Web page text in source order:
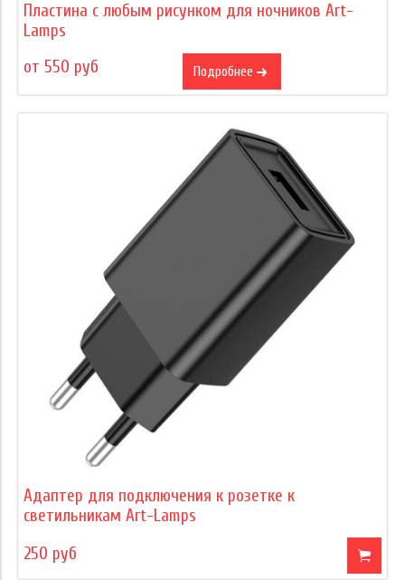
Пластина с любым рисунком для ночников Art-
Lamps
от 550 руб
Подробнее
Адаптер для подключения к розетке к
светильникам Art-Lamps
250 руб